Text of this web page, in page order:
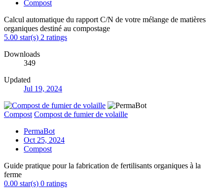
Compost
Calcul automatique du rapport C/N de votre mélange de matières
organiques destiné au compostage
5.00 star(s) 2 ratings
Downloads
349
Updated
Jul 19, 2024
Compost Compost de fumier de volaille
PermaBot
Oct 25, 2024
Compost
Guide pratique pour la fabrication de fertilisants organiques à la
ferme
0.00 star(s) 0 ratings